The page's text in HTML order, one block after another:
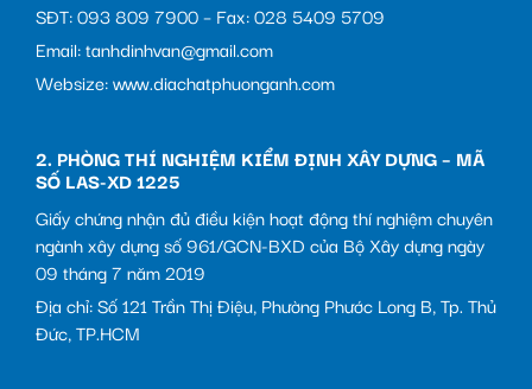
SĐT: 093 809 7900 – Fax: 028 5409 5709
Email: tanhdinhvan@gmail.com
Websize: www.diachatphuonganh.com
2. PHÒNG THÍ NGHIỆM KIỂM ĐỊNH XÂY DỰNG – MÃ
SỐ LAS-XD 1225
Giấy chứng nhận đủ điều kiện hoạt động thí nghiệm chuyên
ngành xây dựng số 961/GCN-BXD của Bộ Xây dựng ngày
09 tháng 7 năm 2019
Địa chỉ: Số 121 Trần Thị Điệu, Phường Phước Long B, Tp. Thủ
Đức, TP.HCM